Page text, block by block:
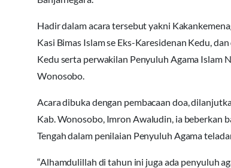
Hadir dalam acara tersebut yakni
Kasi Bimas Islam se Eks-Karesidenan Kedu,
Kedu serta perwakilan Penyuluh Agama Islam
Wonosobo.
Acara dibuka dengan pembacaan doa,
Kab. Wonosobo, Imron Awaludin, ia beberkan
Tengah dalam penilaian Penyuluh Agama
“Alhamdulillah di tahun ini juga ada penyuluh